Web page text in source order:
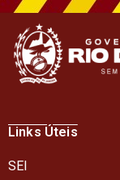
Links Úteis
SEI